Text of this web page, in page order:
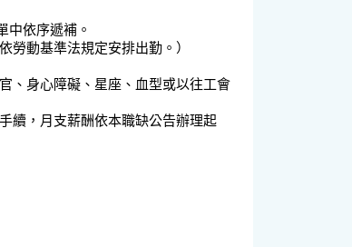
中依序遞補。
動基準法規定安排出勤。）
、身心障礙、星座、血型或以往工會
續，月支薪酬依本職缺公告辦理起